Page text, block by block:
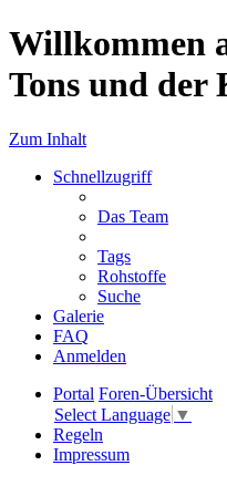
Willkommen
Tons und der
Zum Inhalt
Schnellzugriff
Das Team
Tags
Rohstoffe
Suche
Galerie
FAQ
Anmelden
Portal Foren-Übersicht
Select Language ▼
Regeln
Impressum